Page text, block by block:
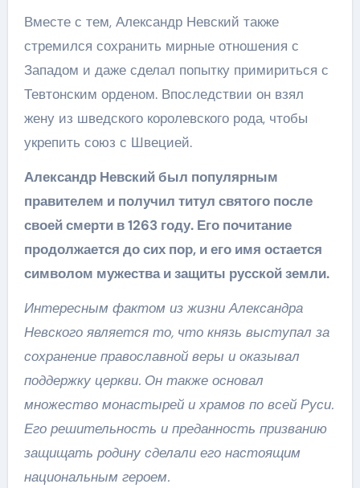
Вместе с тем, Александр Невский также
стремился сохранить мирные отношения с
Западом и даже сделал попытку примириться с
Тевтонским орденом. Впоследствии он взял
жену из шведского королевского рода, чтобы
укрепить союз с Швецией.
Александр Невский был популярным
правителем и получил титул святого после
своей смерти в 1263 году. Его почитание
продолжается до сих пор, и его имя остается
символом мужества и защиты русской земли.
Интересным фактом из жизни Александра
Невского является то, что князь выступал за
сохранение православной веры и оказывал
поддержку церкви. Он также основал
множество монастырей и храмов по всей Руси.
Его решительность и преданность призванию
защищать родину сделали его настоящим
национальным героем.